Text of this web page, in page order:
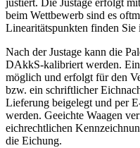
justiert. Die Justage erfolgt
beim Wettbewerb sind es
Linearitätspunkten finden
Nach der Justage kann die
DAkkS-kalibriert werden.
möglich und erfolgt für den
bzw. ein schriftlicher
Lieferung beigelegt und per
werden. Geeichte Waagen
eichrechtlichen
die Eichung.